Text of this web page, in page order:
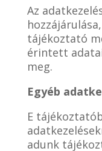
Az
tájékoztató
érintett
meg.
Egyéb
E
adunk